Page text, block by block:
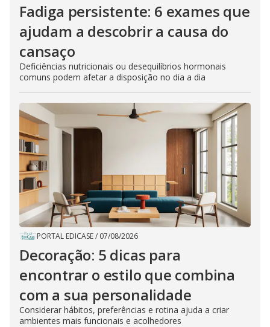
Fadiga persistente: 6 exames que
ajudam a descobrir a causa do
cansaço
Deficiências nutricionais ou desequilíbrios hormonais
comuns podem afetar a disposição no dia a dia
PORTAL EDICASE/ 07/08/2026
Decoração: 5 dicas para
encontrar o estilo que combina
com a sua personalidade
Considerar hábitos, preferências e rotina ajuda a criar
ambientes mais funcionais e acolhedores